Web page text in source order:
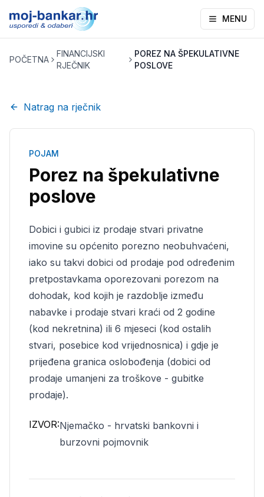
MENU
POČETNA
FINANCIJSKI
RJEČNIK
POREZ NA ŠPEKULATIVNE
POSLOVE
Natrag na rječnik
POJAM
Porez na špekulativne
poslove
Dobici i gubici iz prodaje stvari privatne
imovine su općenito porezno neobuhvaćeni,
iako su takvi dobici od prodaje pod određenim
pretpostavkama oporezovani porezom na
dohodak, kod kojih je razdoblje između
nabavke i prodaje stvari kraći od 2 godine
(kod nekretnina) ili 6 mjeseci (kod ostalih
stvari, posebice kod vrijednosnica) i gdje je
prijeđena granica oslobođenja (dobici od
prodaje umanjeni za troškove - gubitke
prodaje).
IZVOR:Njemačko - hrvatski bankovni i
burzovni pojmovnik